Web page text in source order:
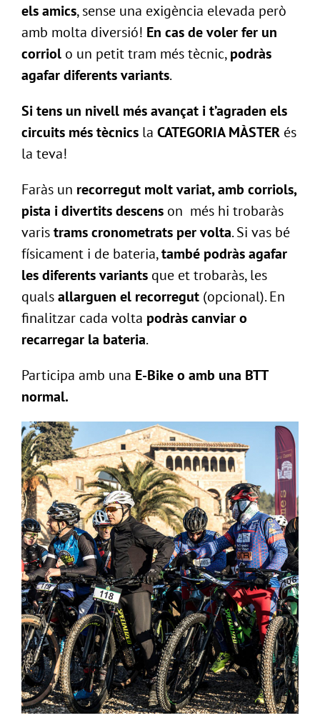
els amics, sense una exigència elevada però
amb molta diversió! En cas de voler fer un
corriol o un petit tram més tècnic,podràs
agafar diferents variants.
Si tens un nivell més avançat i t’agraden els
circuits més tècnics la CATEGORIA MÀSTER és
la teva!
Faràs un recorregut molt variat, amb corriols,
pista i divertits descens on més hi trobaràs
varistrams cronometrats per volta. Si vas bé
físicament i de bateria,també podràsagafar
les diferentsvariants que et trobaràs, les
qualsallarguen el recorregut (opcional). En
finalitzar cada volta podràs canviar o
recarregar la bateria.
Participa amb una E-Bike o amb una BTT
normal.